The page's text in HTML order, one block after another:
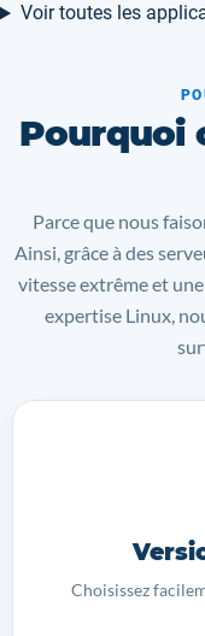
Voir toutes les
Pourquoi
Parce que nous
Ainsi, grâce à des
vitesse extrême et
expertise Linux,
Choisissez